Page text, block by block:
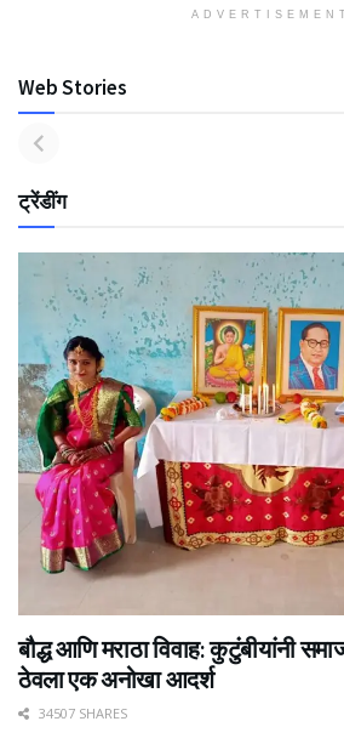
ADVERTISEMENT
Web Stories
ट्रेंडींग
बौद्ध आणि मराठा विवाह: कुटुंबीयांनी
ठेवला एक अनोखा आदर्श
34507 SHARES